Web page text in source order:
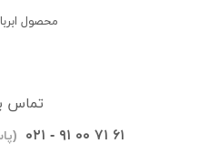
محصول
تماس
۰۲۱ - ۹۱ ۰۰ ۷۱ ۶۱